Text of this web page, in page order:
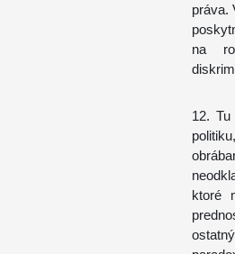
práva.
na
12.
ktoré